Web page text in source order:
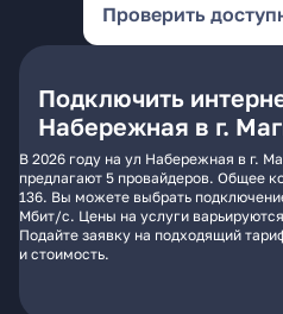
Проверить
Подключить
Набережная в г.
В 2026 году на ул Набережная в г.
предлагают 5 провайдеров. Общее
136. Вы можете выбрать
Мбит/с. Цены на услуги
Подайте заявку на подходящий
и стоимость.